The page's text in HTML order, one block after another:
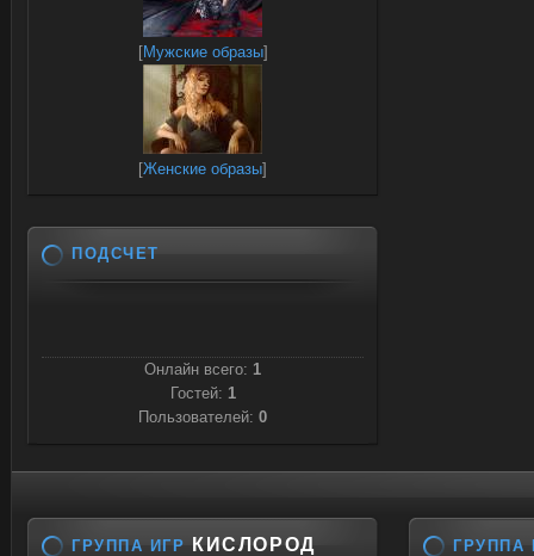
[Мужские образы]
[Женские образы]
ПОДСЧЕТ
Онлайн всего: 1
Гостей: 1
Пользователей: 0
ГРУППА ИГР КИСЛОРОД ГРУППА